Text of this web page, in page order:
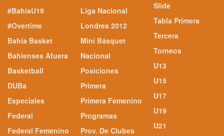
#BahíaU19
#Overtime
Bahía Basket
Bahienses Afuera
Basketball
DUBa
Especiales
Federal
Federal Femenino
Liga Nacional
Londres 2012
Mini Básquet
Nacional
Posiciones
Primera
Primera Femenino
Programas
Prov. De Clubes
Slide
Tabla Primera
Tercera
Torneos
U13
U15
U17
U19
U21